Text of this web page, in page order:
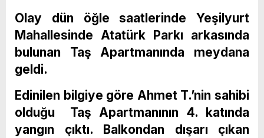
Olay dün öğle saatlerinde Yeşilyurt
Mahallesinde Atatürk Parkı arkasında
bulunan Taş Apartmanında meydana
geldi.
Edinilen bilgiye göre Ahmet T.’nin sahibi
olduğu Taş Apartmanının 4. katında
yangın çıktı. Balkondan dışarı çıkan